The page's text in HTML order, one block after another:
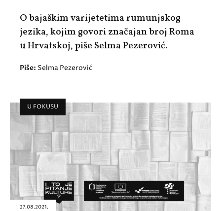
O bajaškim varijetetima rumunjskog
jezika, kojim govori značajan broj Roma
u Hrvatskoj, piše Selma Pezerović.
Piše: Selma Pezerović
U FOKUSU
27.08.2021.